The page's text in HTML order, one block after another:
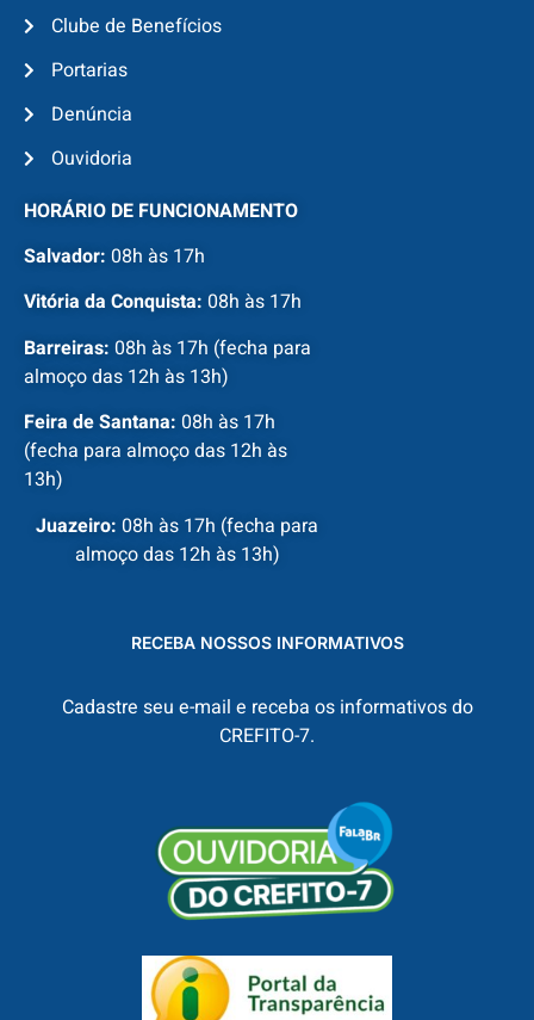
Clube de Benefícios
Portarias
Denúncia
Ouvidoria
HORÁRIO DE FUNCIONAMENTO
Salvador: 08h às 17h
Vitória da Conquista: 08h às 17h
Barreiras: 08h às 17h (fecha para
almoço das 12h às 13h)
Feira de Santana: 08h às 17h
(fecha para almoço das 12h às
13h)
Juazeiro: 08h às 17h (fecha para
almoço das 12h às 13h)
RECEBA NOSSOS INFORMATIVOS
Cadastre seu e-mail e receba os informativos do
CREFITO-7.